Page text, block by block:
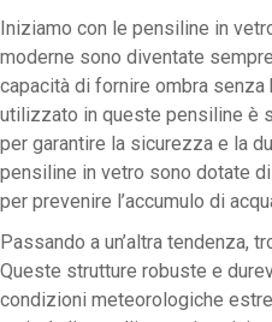
Iniziamo con le pensiline in
moderne sono diventate
capacità di fornire ombra
utilizzato in queste pensiline è
per garantire la sicurezza e la
pensiline in vetro sono dotate
per prevenire l’accumulo di
Passando a un’altra tendenza,
Queste strutture robuste e
condizioni meteorologiche